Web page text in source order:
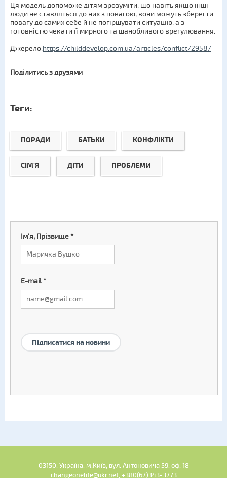
Ця модель допоможе дітям зрозуміти, що навіть якщо інші
люди не ставляться до них з повагою, вони можуть зберегти
повагу до самих себе й не погіршувати ситуацію, а з
готовністю чекати її мирного та шанобливого врегулювання.
Джерело:https://childdevelop.com.ua/articles/conflict/2958/
Поділитись з друзями
Теги:
ПОРАДИ БАТЬКИ КОНФЛІКТИ
СІМ'Я ДІТИ ПРОБЛЕМИ
Ім'я, Прізвище*
E-mail*
Підписатися на новини
03150, Україна, м.Київ, вул. Антоновича 59, оф. 18
changeonelife@ukr.net, +380(67)343-3773